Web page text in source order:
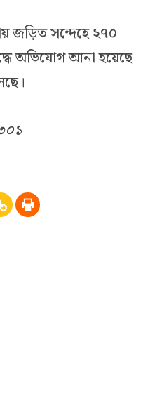
জড়িত সন্দেহে ২৭০
অভিযোগ আনা হয়েছে